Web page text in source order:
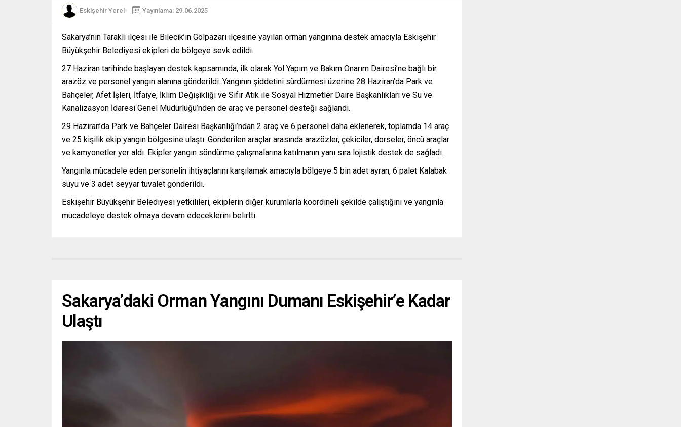
Eskişehir Yerel Yayınlama: 29.06.2025
Sakarya’nın Taraklı ilçesi ile Bilecik’in Gölpazarı ilçesine yayılan orman yangınına destek amacıyla Eskişehir
Büyükşehir Belediyesi ekipleri de bölgeye sevk edildi.
27 Haziran tarihinde başlayan destek kapsamında, ilk olarak Yol Yapım ve Bakım Onarım Dairesi’ne bağlı bir
arazöz ve personel yangın alanına gönderildi. Yangının şiddetini sürdürmesi üzerine 28 Haziran’da Park ve
Bahçeler, Afet İşleri, İtfaiye, İklim Değişikliği ve Sıfır Atık ile Sosyal Hizmetler Daire Başkanlıkları ve Su ve
Kanalizasyon İdaresi Genel Müdürlüğü’nden de araç ve personel desteği sağlandı.
29 Haziran’da Park ve Bahçeler Dairesi Başkanlığı’ndan 2 araç ve 6 personel daha eklenerek, toplamda 14 araç
ve 25 kişilik ekip yangın bölgesine ulaştı. Gönderilen araçlar arasında arazözler, çekiciler, dorseler, öncü araçlar
ve kamyonetler yer aldı. Ekipler yangın söndürme çalışmalarına katılmanın yanı sıra lojistik destek de sağladı.
Yangınla mücadele eden personelin ihtiyaçlarını karşılamak amacıyla bölgeye 5 bin adet ayran, 6 palet Kalabak
suyu ve 3 adet seyyar tuvalet gönderildi.
Eskişehir Büyükşehir Belediyesi yetkilileri, ekiplerin diğer kurumlarla koordineli şekilde çalıştığını ve yangınla
mücadeleye destek olmaya devam edeceklerini belirtti.
Sakarya’daki Orman Yangını Dumanı Eskişehir’e Kadar
Ulaştı